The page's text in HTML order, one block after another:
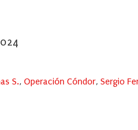
S., Operación Cóndor, Sergio